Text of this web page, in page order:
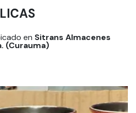
en Sitrans Almacenes
(Curauma)